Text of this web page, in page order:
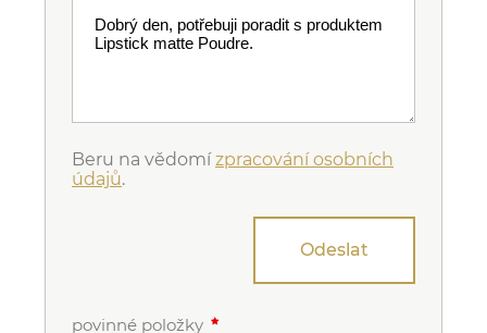
Beru na vědomízpracování osobních
údajů.
Odeslat
povinné položky